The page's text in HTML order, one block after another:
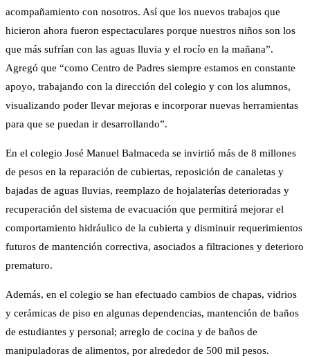
acompañamiento con nosotros. Así que los nuevos trabajos que
hicieron ahora fueron espectaculares porque nuestros niños son los
que más sufrían con las aguas lluvia y el rocío en la mañana”.
Agregó que “como Centro de Padres siempre estamos en constante
apoyo, trabajando con la dirección del colegio y con los alumnos,
visualizando poder llevar mejoras e incorporar nuevas herramientas
para que se puedan ir desarrollando”.
En el colegio José Manuel Balmaceda se invirtió más de 8 millones
de pesos en la reparación de cubiertas, reposición de canaletas y
bajadas de aguas lluvias, reemplazo de hojalaterías deterioradas y
recuperación del sistema de evacuación que permitirá mejorar el
comportamiento hidráulico de la cubierta y disminuir requerimientos
futuros de mantención correctiva, asociados a filtraciones y deterioro
prematuro.
Además, en el colegio se han efectuado cambios de chapas, vidrios
y cerámicas de piso en algunas dependencias, mantención de baños
de estudiantes y personal; arreglo de cocina y de baños de
manipuladoras de alimentos, por alrededor de 500 mil pesos.